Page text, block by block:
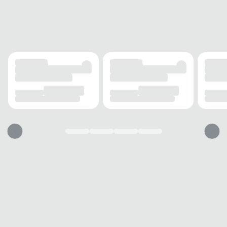
OCASIÃO
Casual
AMBIENTE
Urbano
Streetwear
PALMILHA